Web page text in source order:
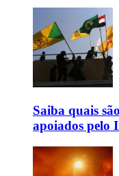
Saiba quais
apoiados pelo